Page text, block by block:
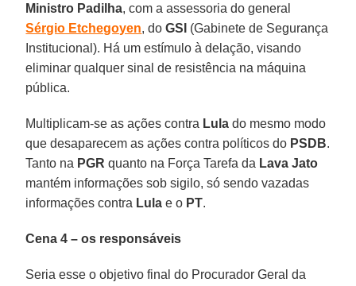
Ministro Padilha, com a assessoria do general
Sérgio Etchegoyen, doGSI (Gabinete de Segurança
Institucional). Há um estímulo à delação, visando
eliminar qualquer sinal de resistência na máquina
pública.
Multiplicam-se as ações contra Lula do mesmo modo
que desaparecem as ações contra políticos do PSDB.
Tanto na PGR quanto na Força Tarefa da Lava Jato
mantém informações sob sigilo, só sendo vazadas
informações contra Lula e o PT.
Cena 4 – os responsáveis
Seria esse o objetivo final do Procurador Geral da